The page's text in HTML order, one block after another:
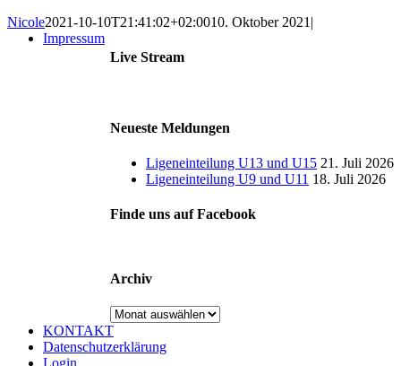
Nicole2021-10-10T21:41:02+02:0010. Oktober 2021 |
Live Stream
Neueste Meldungen
Ligeneinteilung U13 und U15 21. Juli 2026
Ligeneinteilung U9 und U11 18. Juli 2026
Finde uns auf Facebook
Archiv
Archiv
Impressum
KONTAKT
Datenschutzerklärung
Login